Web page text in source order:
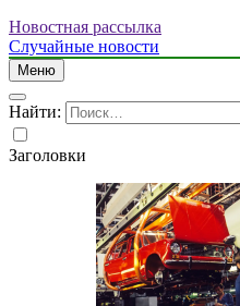
Новостная рассылка
Случайные новости
Меню
Найти:
Заголовки